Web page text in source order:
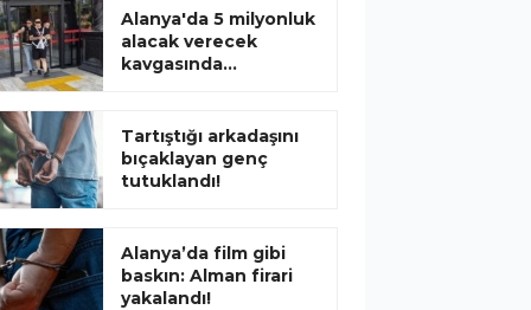
Alanya'da 5 milyonluk
alacak verecek
kavgasında...
Tartıştığı arkadaşını
bıçaklayan genç
tutuklandı!
Alanya’da film gibi
baskın: Alman firari
yakalandı!